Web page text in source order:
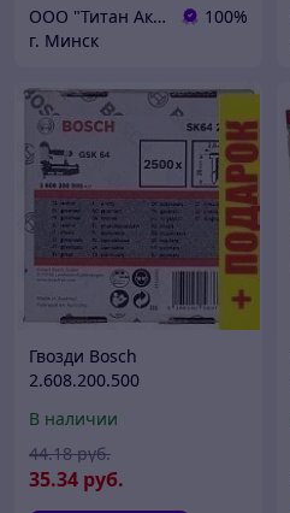
ООО "Титан Актив"
100%
г. Минск
Гвозди Bosch
2.608.200.500
В наличии
35.34 руб.
44.18 руб.